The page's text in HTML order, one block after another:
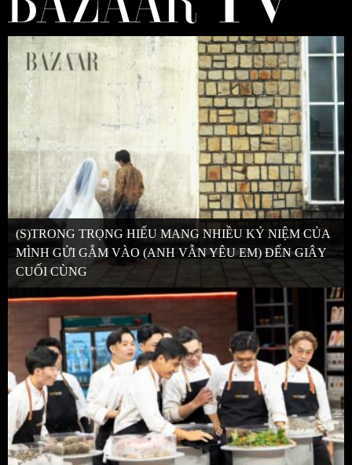
(S)TRONG TRỌNG HIẾU MANG NHIỀU KỶ NIỆM CỦA
MÌNH GỬI GẮM VÀO (ANH VẪN YÊU EM) ĐẾN GIÂY
CUỐI CÙNG